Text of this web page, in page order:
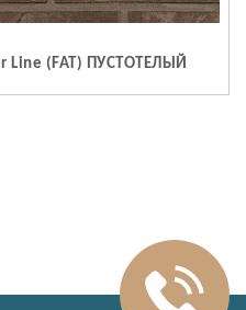
Line (FAT) ПУСТОТЕЛЫЙ